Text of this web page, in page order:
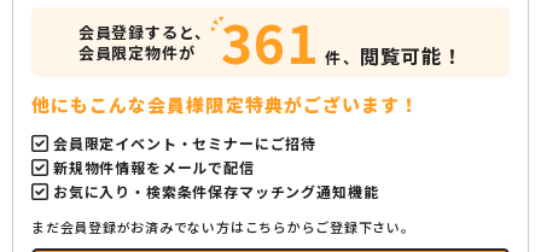
会員登録すると、
会員限定物件が
361 件、 閲覧可能！
他にもこんな会員様限定特典がございます！
会員限定イベント・セミナーにご招待
新規物件情報をメールで配信
お気に入り・検索条件保存マッチング通知機能
まだ会員登録がお済みでない方はこちらからご登録下さい。